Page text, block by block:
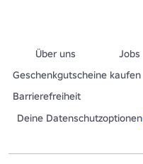
Über uns Jobs
Geschenkgutscheine kaufen
Barrierefreiheit
Deine Datenschutzoptionen